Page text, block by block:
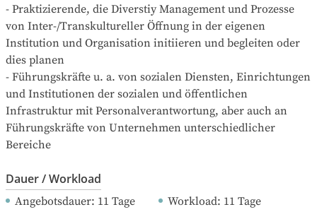
- Praktizierende, die Diverstiy Management und Prozesse
von Inter-/Transkultureller Öffnung in der eigenen
Institution und Organisation initiieren und begleiten oder
dies planen
- Führungskräfte u. a. von sozialen Diensten, Einrichtungen
und Institutionen der sozialen und öffentlichen
Infrastruktur mit Personalverantwortung, aber auch an
Führungskräfte von Unternehmen unterschiedlicher
Bereiche
Dauer / Workload
Angebotsdauer: 11 Tage Workload: 11 Tage